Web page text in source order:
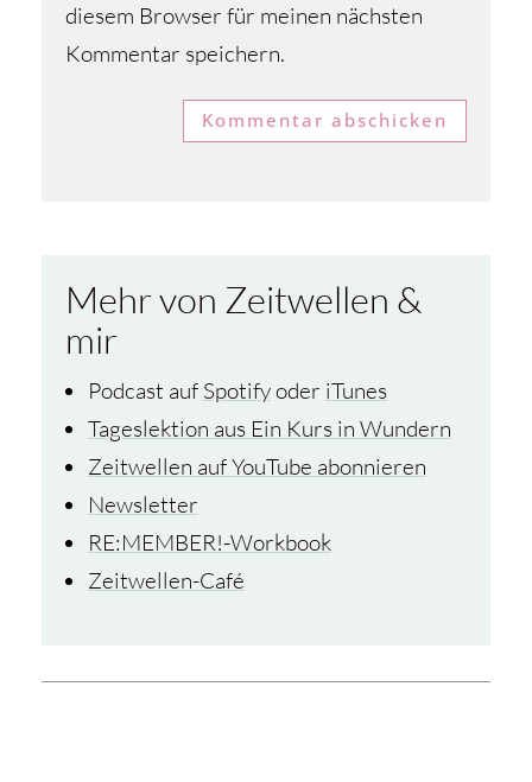
diesem Browser für meinen nächsten
Kommentar speichern.
Kommentar abschicken
Mehr von Zeitwellen &
mir
Podcast auf Spotifyoder iTunes
Tageslektion aus Ein Kurs in Wundern
Zeitwellen auf YouTube abonnieren
Newsletter
RE:MEMBER!-Workbook
Zeitwellen-Café